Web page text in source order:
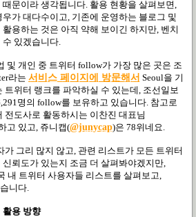
문이라 생각됩니다. 활용 현황을 살펴보면,
가 대다수이고, 기존에 운영하는 블로그 및
용하는 것은 아직 약해 보이긴 하지만, 벤치
수 있겠습니다.
및 개인 중 트위터 follow가 가장 많은 곳은 조
라는 서비스 페이지에 방문해서 Seoul을 기
트위터 랭크를 파악하실 수 있는데, 조선일보
명의 follow를 보유하고 있습니다. 참고로
전도사로 활동하시는 이찬진 대표님
고 있고, 쥬니캡(@junycap)은 78위네요.
가 그리 많지 않고, 관련 리스트가 모든 트위터
뢰도가 있는지 조금 더 살펴봐야겠지만,
내 트위터 사용자들 리스트를 살펴보고,
니다.
활용 방향